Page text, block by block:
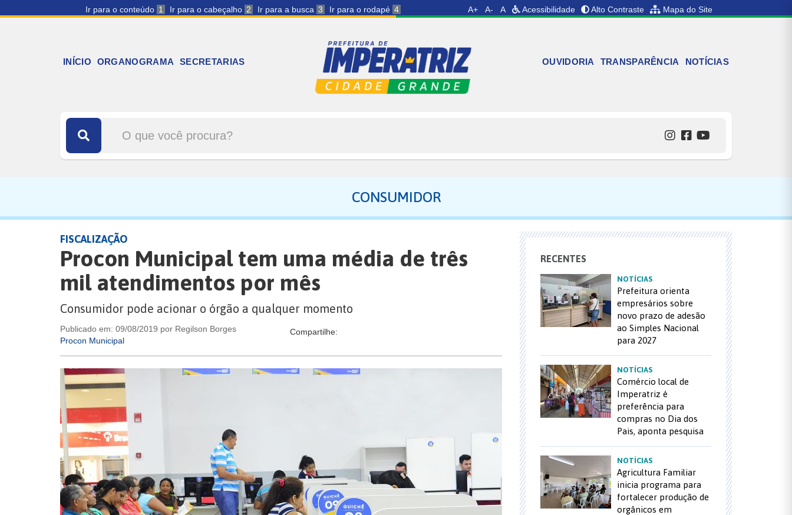
Ir para o conteúdo 1 Ir para o cabeçalho 2 Ir para a busca 3 Ir para o rodapé 4 A+ A- A Acessibilidade Alto Contraste Mapa do Site
INÍCIO ORGANOGRAMA SECRETARIAS OUVIDORIA TRANSPARÊNCIA NOTÍCIAS
CONSUMIDOR
FISCALIZAÇÃO
Procon Municipal tem uma média de três
mil atendimentos por mês
Consumidor pode acionar o órgão a qualquer momento
Publicado em: 09/08/2019 por Regilson Borges
Procon Municipal
Compartilhe:
RECENTES
NOTÍCIAS
Prefeitura orienta
empresários sobre
novo prazo de adesão
ao Simples Nacional
para 2027
NOTÍCIAS
Comércio local de
Imperatriz é
preferência para
compras no Dia dos
Pais, aponta pesquisa
NOTÍCIAS
Agricultura Familiar
inicia programa para
fortalecer produção de
orgânicos em